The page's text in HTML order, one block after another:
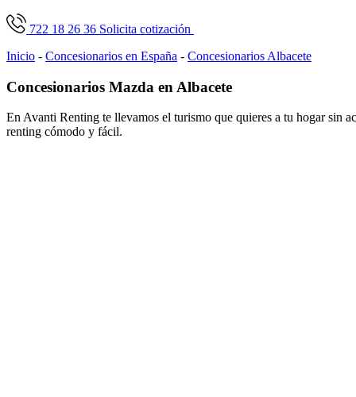
722 18 26 36 Solicita cotización
Inicio - Concesionarios en España - Concesionarios Albacete
Concesionarios Mazda en Albacete
En Avanti Renting te llevamos el turismo que quieres a tu hogar sin
renting cómodo y fácil.